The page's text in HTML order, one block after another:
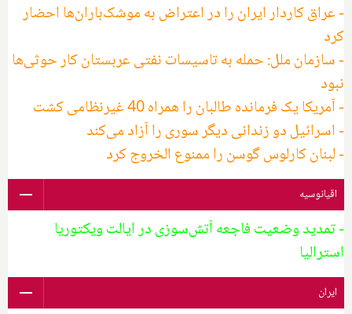
- عراق کاردار ایران را در اعتراض به موشک‌باران‌ها احضار
کرد
- سازمان ملل: حمله به تاسیسات نفتی عربستان کار حوثی‌ها
نبود
- آمریکا یک فرمانده طالبان را همراه 40 غیرنظامی کشت
- اسرائیل دو زندانی دیگر سوری را آزاد می‌کند
- لبنان کارلوس گوسن را ممنوع الخروج کرد
اقیانوسیه
- تمدید وضعیت فاجعه آتش‌سوزی در ایالت ویکتوریا
استرالیا
ایران